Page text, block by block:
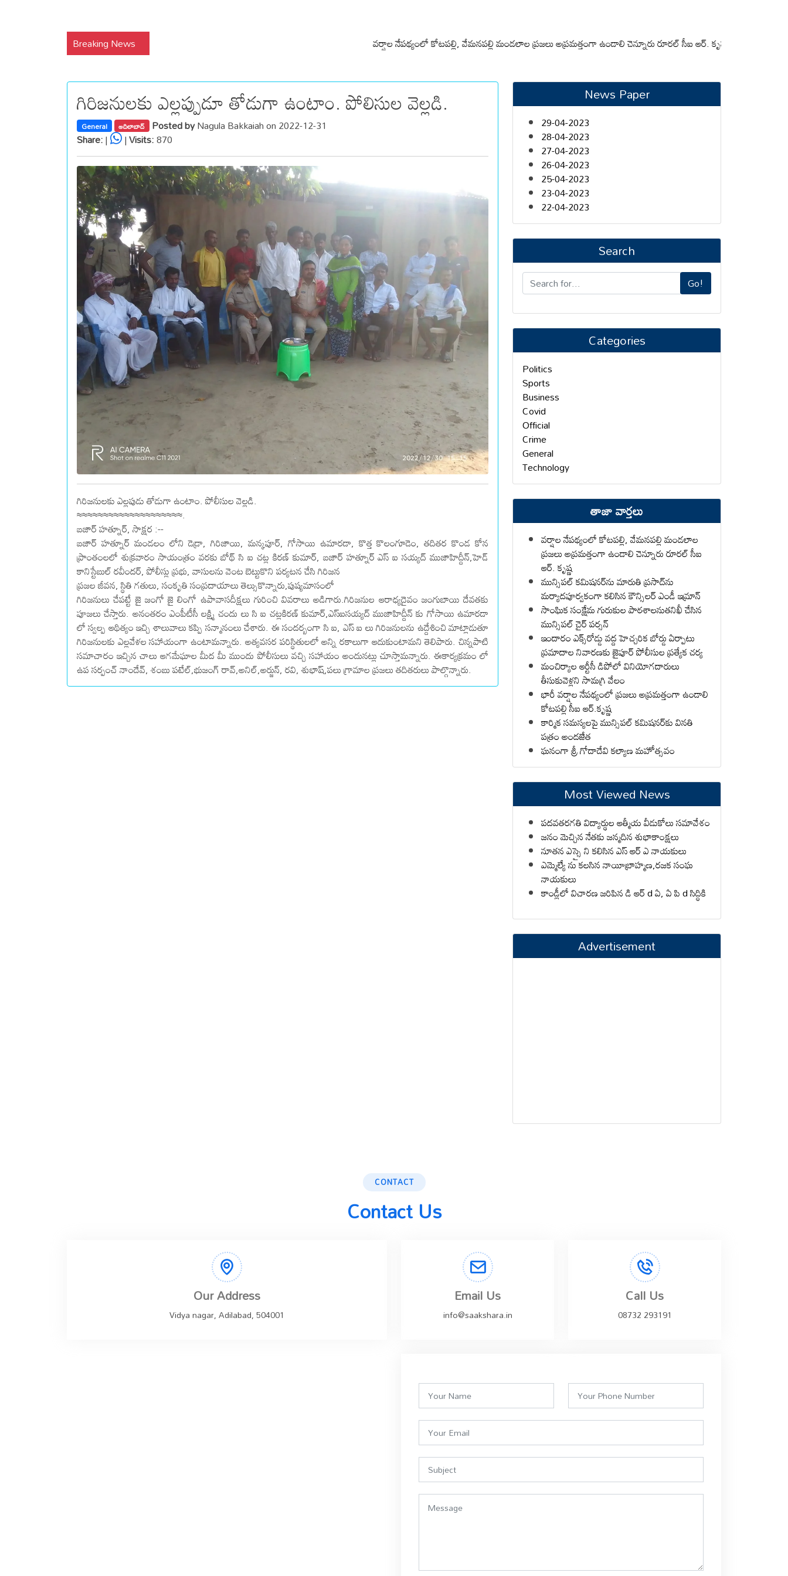
Breaking News వర్షాల నేపథ్యంలో కోటపల్లి, వేమనపల్లి మండలాల ప్రజలు అప్రమత్తంగా ఉండాలి చెన్నూరు రూరల్ సీఐ ఆర్. కృష్ణ మున్సిపల్ కమిషనర్‌ను
గిరిజనులకు ఎల్లప్పుడూ తోడుగా ఉంటాం. పోలిసుల వెల్లడి.
General ఆదిలాబాద్ Posted byNagula Bakkaiah on 2022-12-31
Share:| |Visits:870
గిరిజనులకు ఎల్లపుడు తోడుగా ఉంటాం. పోలీసుల వెల్లడి.
≈≈≈≈≈≈≈≈≈≈≈≈≈≈≈≈≈≈≈≈.
బజార్ హత్నూర్, సాక్షర :--
బజార్ హత్నూర్ మండలం లోని డెడ్రా, గిరిజాయి, మన్కపూర్, గోసాయి ఉమారడా, కొత్త కొలంగూడెం, తదితర కొండ కోన
ప్రాంతంలలో శుక్రవారం సాయంత్రం వరకు బోథ్ సి ఐ చట్ల కిరణ్ కుమార్, బజార్ హత్నూర్ ఎస్ ఐ సయ్యద్ ముజాహిద్దీన్,హెడ్
కానిస్టేబుల్ రవీందర్, పోలీస్లు ప్రభు, వాసులను వెంట బెట్టుకొని పర్యటన చేసి గిరిజన
ప్రజల జీవన, స్థితి గతులు, సంకృతి సంప్రదాయాలు తెల్సుకొన్నారు,పుష్యమాసంలో
గిరిజనులు చేపట్టే జై జంగో జై లింగో ఉపావాసదీక్షలు గురించి వివరాలు అడిగారు.గిరిజనుల ఆరాధ్యదైవం జంగుబాయి దేవతకు
పూజలు చేస్తారు. అనంతరం ఎంపీటీసీ లక్ష్మి చందు లు సి ఐ చట్లకిరణ్ కుమార్,ఎస్ఐసయ్యద్ ముజాహిద్దీన్ కు గోసాయి ఉమారడా
లో స్వల్ప ఆథిత్యం ఇచ్చి శాలువాలు కప్పి సన్మానంలు చేశారు. ఈ సందర్బంగా సి ఐ, ఎస్ ఐ లు గిరిజనులను ఉద్దేశించి మాట్లాడుతూ
గిరిజనులకు ఎల్లవేళల సహాయంగా ఉంటామన్నారు. అత్యవసర పరిస్థితులలో అన్ని రకాలుగా ఆదుకుంటామని తెలిపారు. చిన్నపాటి
సమాచారం ఇచ్చిన చాలు ఆగమేఘాల మీద మీ ముందు పోలీసులు వచ్చి సహాయం అందునట్లు చూస్తామన్నారు. ఈకార్యక్రమం లో
ఉప సర్పంచ్ నాందేవ్, శంబు పటేల్,భుజంగ్ రావ్,అనిల్,అర్జున్, రవి, శుభాష్,పలు గ్రామాల ప్రజలు తదితరులు పాల్గొన్నారు.
News Paper
29-04-2023
28-04-2023
27-04-2023
26-04-2023
25-04-2023
23-04-2023
22-04-2023
Search
Go!
Categories
Politics
Sports
Business
Covid
Official
Crime
General
Technology
తాజా వార్తలు
వర్షాల నేపథ్యంలో కోటపల్లి, వేమనపల్లి మండలాల
ప్రజలు అప్రమత్తంగా ఉండాలి చెన్నూరు రూరల్ సీఐ
ఆర్. కృష్ణ
మున్సిపల్ కమిషనర్‌ను మారుతి ప్రసాద్‌ను
మర్యాదపూర్వకంగా కలిసిన కౌన్సిలర్ ఎండీ ఇమ్రాన్ ​
సాంఘిక సంక్షేమ గురుకుల పాఠశాలనుతనిఖీ చేసిన
మున్సిపల్ చైర్ పర్సన్
ఇందారం ఎక్స్‌రోడ్డు వద్ద హెచ్చరిక బోర్డు ఏర్పాటు
ప్రమాదాల నివారణకు జైపూర్ పోలీసుల ప్రత్యేక చర్య
మంచిర్యాల ఆర్టీసీ డిపోలో వినియోగదారులు
తీసుకువెళ్లని సామగ్రి వేలం
భారీ వర్షాల నేపథ్యంలో ప్రజలు అప్రమత్తంగా ఉండాలి
కోటపల్లి సీఐ ఆర్.కృష్ణ
కార్మిక సమస్యలపై మున్సిపల్ కమిషనర్‌కు వినతి
పత్రం అందజేత
ఘనంగా శ్రీ గోదాదేవి కల్యాణ మహోత్సవం
Most Viewed News
పదవతరగతి విద్యార్థుల ఆత్మీయ వీడుకోలు సమావేశం
జనం మెచ్చిన నేతకు జన్మదిన శుభాకాంక్షలు
నూతన ఎస్సై ని కలిసిన ఎస్ ఆర్ ఎ నాయకులు
ఎమ్మెల్యే ను కలసిన నాయీబ్రాహ్మణ,రజక సంఘ
నాయకులు
కాండ్లీలో విచారణ జరిపిన డి ఆర్ d ఏ, ఏ పి d సిద్ధికి
Advertisement
CONTACT
Contact Us
Our Address
Vidya nagar, Adilabad, 504001
Email Us
info@saakshara.in
Call Us
08732 293191